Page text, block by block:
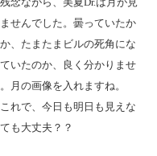
せんでした。曇っていたか
、たまたまビルの死角にな
いたのか、良く分かりませ
月の画像を入れますね。
れで、今日も明日も見えな
も大丈夫？？